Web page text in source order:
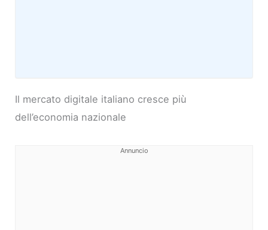
Il mercato digitale italiano cresce più
dell’economia nazionale
Annuncio